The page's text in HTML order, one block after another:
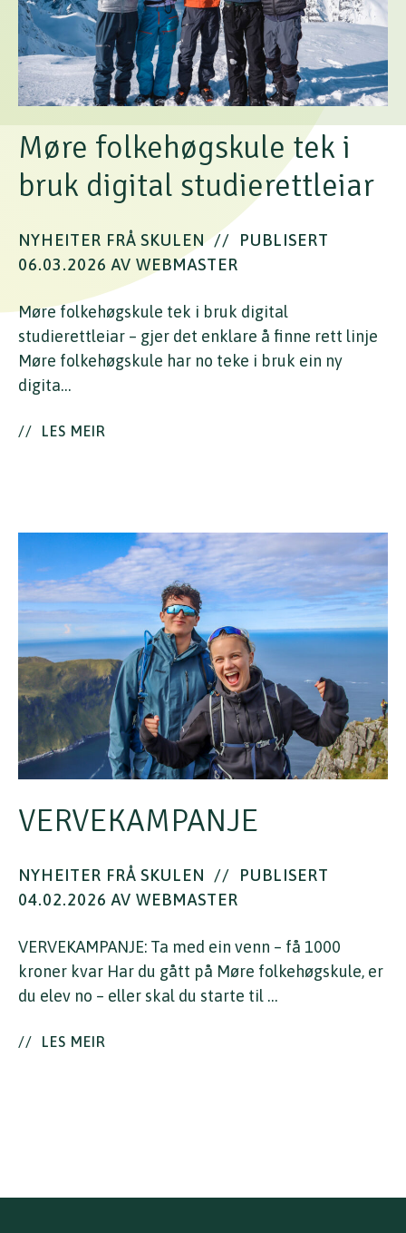
Møre folkehøgskule tek i
bruk digital studierettleiar
NYHEITER FRÅ SKULEN //
PUBLISERT
06.03.2026 AV WEBMASTER
Møre folkehøgskule tek i bruk digital
studierettleiar – gjer det enklare å finne rett linje
Møre folkehøgskule har no teke i bruk ein ny
digita…
// LES MEIR
VERVEKAMPANJE
NYHEITER FRÅ SKULEN //
PUBLISERT
04.02.2026 AV WEBMASTER
VERVEKAMPANJE: Ta med ein venn – få 1000
kroner kvar Har du gått på Møre folkehøgskule, er
du elev no – eller skal du starte til …
// LES MEIR